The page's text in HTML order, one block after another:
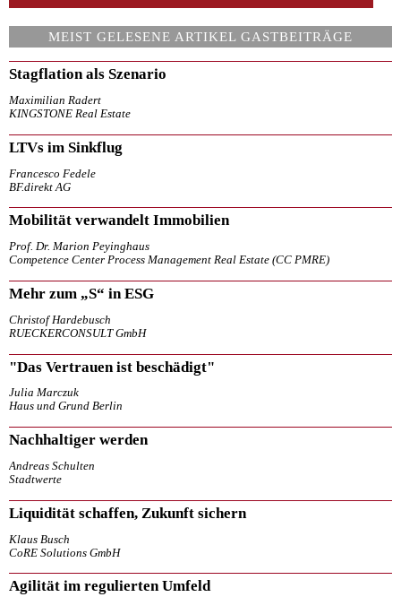
MEIST GELESENE ARTIKEL GASTBEITRÄGE
Stagflation als Szenario
Maximilian Radert
KINGSTONE Real Estate
LTVs im Sinkflug
Francesco Fedele
BF.direkt AG
Mobilität verwandelt Immobilien
Prof. Dr. Marion Peyinghaus
Competence Center Process Management Real Estate (CC PMRE)
Mehr zum „S“ in ESG
Christof Hardebusch
RUECKERCONSULT GmbH
"Das Vertrauen ist beschädigt"
Julia Marczuk
Haus und Grund Berlin
Nachhaltiger werden
Andreas Schulten
Stadtwerte
Liquidität schaffen, Zukunft sichern
Klaus Busch
CoRE Solutions GmbH
Agilität im regulierten Umfeld